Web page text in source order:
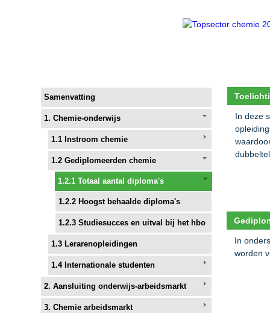
Samenvatting
1. Chemie-onderwijs
1.1 Instroom chemie
1.2 Gediplomeerden chemie
1.2.1 Totaal aantal diploma's
1.2.2 Hoogst behaalde diploma's
1.2.3 Studiesucces en uitval bij het hbo
1.3 Lerarenopleidingen
1.4 Internationale studenten
2. Aansluiting onderwijs-arbeidsmarkt
3. Chemie arbeidsmarkt
In deze
In
worden